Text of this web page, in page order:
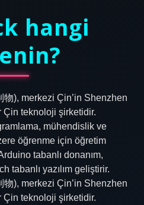
hangi
), merkezi Çin’in Shenzhen
Çin teknoloji şirketidir.
mühendislik ve
öğrenme için öğretim
tabanlı donanım,
tabanlı yazılım geliştirir.
), merkezi Çin’in Shenzhen
Çin teknoloji şirketidir.